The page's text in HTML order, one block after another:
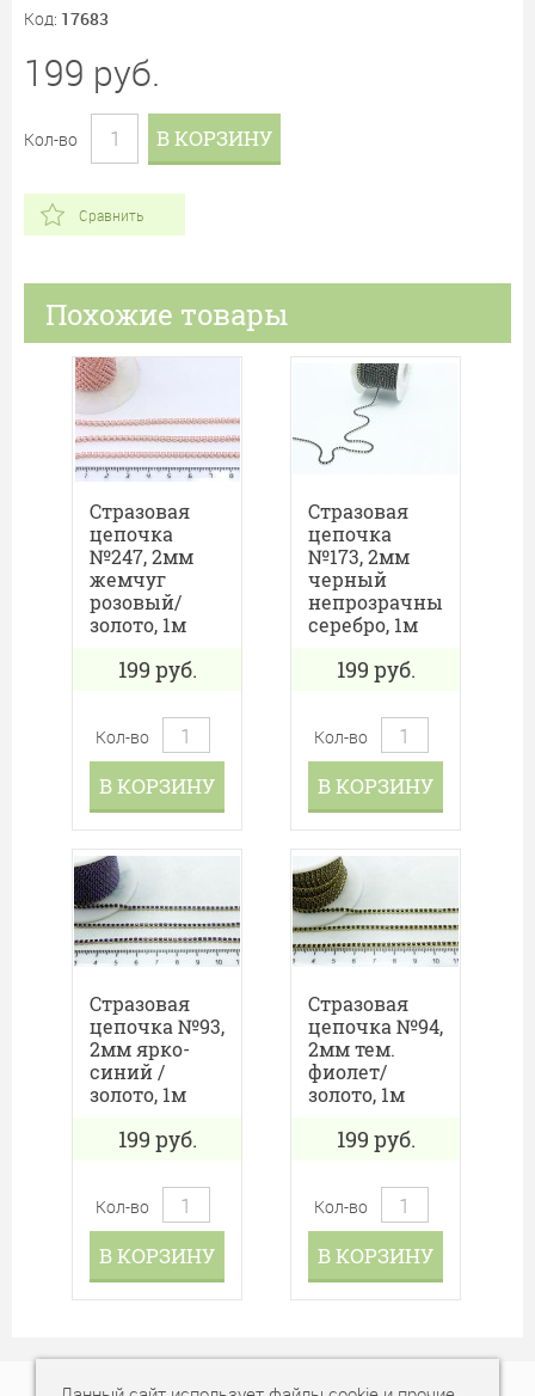
Код: 17683
199 руб.
Кол-во В КОРЗИНУ
Сравнить
Похожие товары
Стразовая
цепочка
№247, 2мм
жемчуг
розовый/
золото, 1м
199 руб.
Кол-во
В КОРЗИНУ
Стразовая
цепочка
№173, 2мм
черный
непрозрачный/
серебро, 1м
199 руб.
Кол-во
В КОРЗИНУ
Стразовая
цепочка №93,
2мм ярко-
синий /
золото, 1м
199 руб.
Кол-во
В КОРЗИНУ
Стразовая
цепочка №94,
2мм тем.
фиолет/
золото, 1м
199 руб.
Кол-во
В КОРЗИНУ